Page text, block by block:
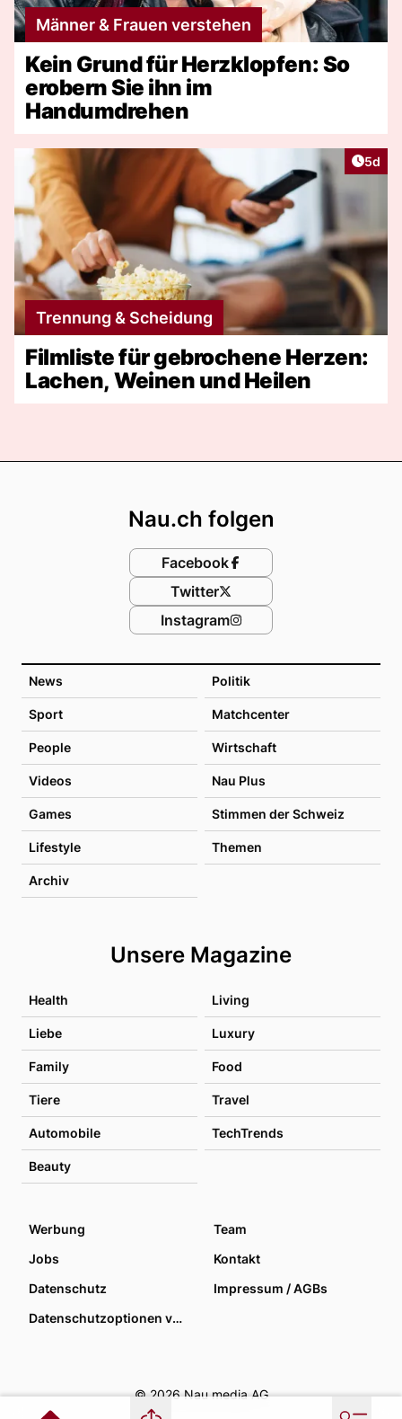
Männer & Frauen verstehen
Kein Grund für Herzklopfen: So
erobern Sie ihn im
Handumdrehen
5d
Trennung & Scheidung
Filmliste für gebrochene Herzen:
Lachen, Weinen und Heilen
News Politik
Sport Matchcenter
People Wirtschaft
Videos Nau Plus
Games Stimmen der Schweiz
Lifestyle Themen
Archiv
Unsere Magazine
Health Living
Liebe Luxury
Family Food
Tiere Travel
Automobile TechTrends
Beauty
Nau.ch folgen
Facebook
Twitter
Instagram
Werbung
Team
Jobs
Kontakt
Datenschutz
Impressum / AGBs
Datenschutzoptionen verwalten
© 2026 Nau media AG